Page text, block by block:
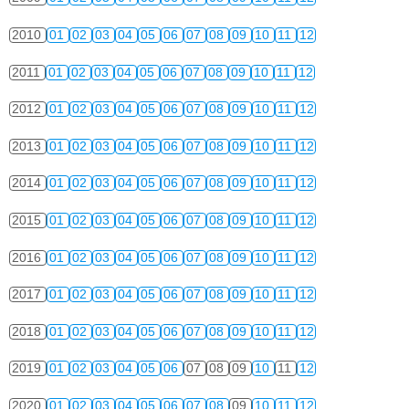
2010 01 02 03 04 05 06 07 08 09 10 11 12
2011 01 02 03 04 05 06 07 08 09 10 11 12
2012 01 02 03 04 05 06 07 08 09 10 11 12
2013 01 02 03 04 05 06 07 08 09 10 11 12
2014 01 02 03 04 05 06 07 08 09 10 11 12
2015 01 02 03 04 05 06 07 08 09 10 11 12
2016 01 02 03 04 05 06 07 08 09 10 11 12
2017 01 02 03 04 05 06 07 08 09 10 11 12
2018 01 02 03 04 05 06 07 08 09 10 11 12
2019 01 02 03 04 05 06 07 08 09 10 11 12
2020 01 02 03 04 05 06 07 08 09 10 11 12